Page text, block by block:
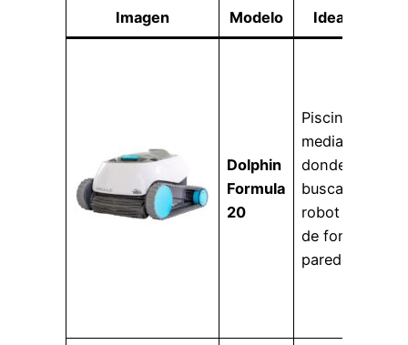
Imagen Modelo Ideal para
Dolphin
Formula
20
Piscinas
medianas
donde se
busca un
robot fiable
de fondo y
paredes.